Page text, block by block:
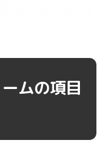
ムの項目